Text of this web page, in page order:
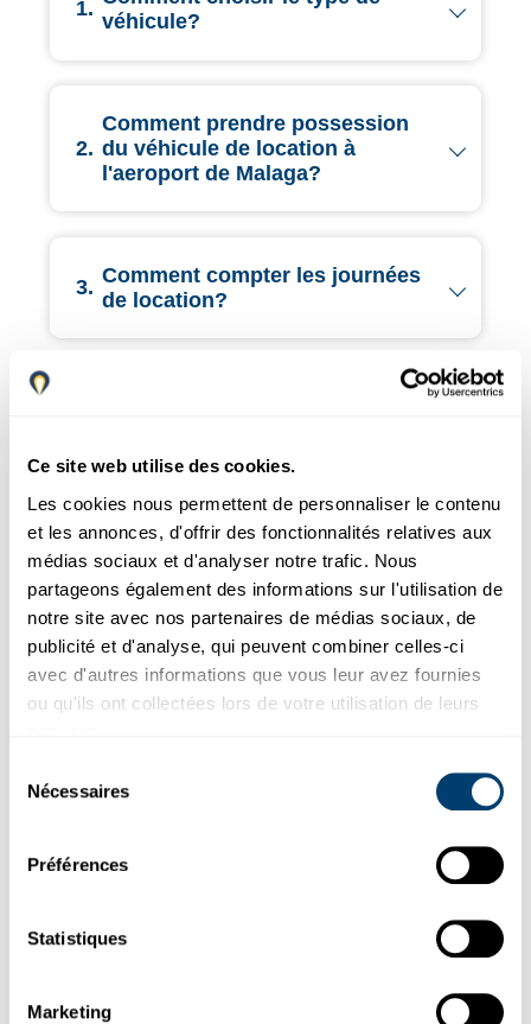
Ce site web utilise des cookies.
Les cookies nous permettent de personnaliser le contenu
et les annonces, d'offrir des fonctionnalités relatives aux
médias sociaux et d'analyser notre trafic. Nous
partageons également des informations sur l'utilisation de
notre site avec nos partenaires de médias sociaux, de
publicité et d'analyse, qui peuvent combiner celles-ci
avec d'autres informations que vous leur avez fournies
ou qu'ils ont collectées lors de votre utilisation de leurs
Nécessaires
Préférences
Statistiques
Marketing
1.
véhicule?
2.
Comment prendre possession
du véhicule de location à
l'aeroport de Malaga?
3.
Comment compter les journées
de location?
5. Comment solliciter une facture?
6. Qui peut conduire le véhicule?
Est-ce que vous pouvez sortir
8. franchise pour récupérer ma
9. afin de prolonger la durée de